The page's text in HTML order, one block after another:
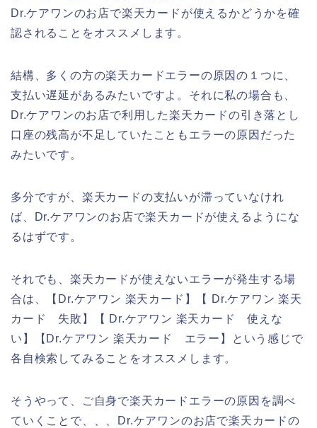
Dr.ケアワンのお店で楽天カードが使えるかどうかを確
認されることをオススメします。
結構、多くの方の楽天カードエラーの原因の１つに、
支払い遅延があるみたいですよ。それに私の場合も、
Dr.ケアワンのお店で利用した楽天カードの引き落とし
口座の残高が不足していたこともエラーの原因だった
みたいです。
多分ですが、楽天カードの支払いが滞っていなけれ
ば、Dr.ケアワンのお店で楽天カードが使えるようにな
るはずです。
それでも、楽天カードが使えないエラーが発生する場
合は、【Dr.ケアワン 楽天カード】【 Dr.ケアワン 楽天
カード 失敗】【 Dr.ケアワン 楽天カード 使えな
い】【Dr.ケアワン 楽天カード エラー】という感じで
各自検索してみることをオススメします。
そうやって、ご自身で楽天カードエラーの原因を調べ
ていくことで、、、Dr.ケアワンのお店で楽天カードの